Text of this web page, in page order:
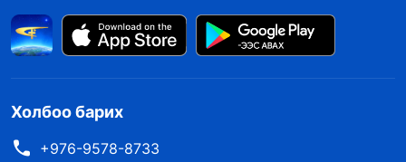
Холбоо барих
+976-9578-8733